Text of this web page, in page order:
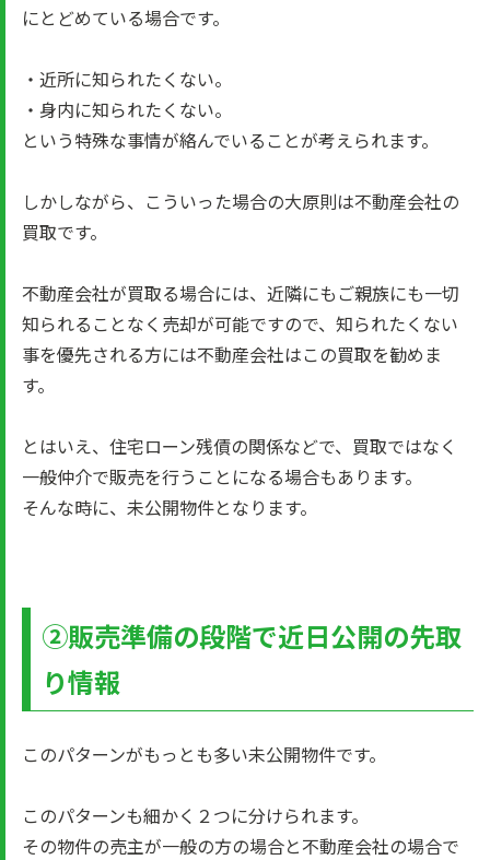
にとどめている場合です。
・近所に知られたくない。
・身内に知られたくない。
という特殊な事情が絡んでいることが考えられます。
しかしながら、こういった場合の大原則は不動産会社の
買取です。
不動産会社が買取る場合には、近隣にもご親族にも一切
知られることなく売却が可能ですので、知られたくない
事を優先される方には不動産会社はこの買取を勧めま
す。
とはいえ、住宅ローン残債の関係などで、買取ではなく
一般仲介で販売を行うことになる場合もあります。
そんな時に、未公開物件となります。
②販売準備の段階で近日公開の先取
り情報
このパターンがもっとも多い未公開物件です。
このパターンも細かく２つに分けられます。
その物件の売主が一般の方の場合と不動産会社の場合で